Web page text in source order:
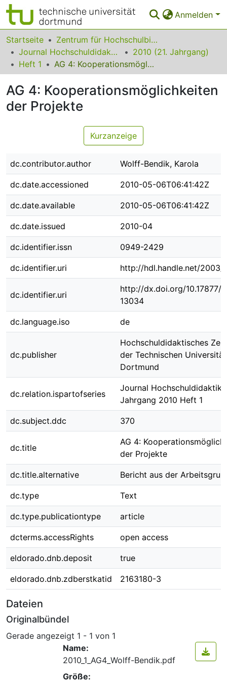
Anmelden
Bereiche & Sammlungen
Das gesamte Repositorium
FAQ
Zurück zur Startseite
Startseite
Zentrum für Hochschulbildung (zhb)
Journal Hochschuldidaktik
2010 (21. Jahrgang)
Heft 1
AG 4: Kooperationsmöglichkeiten der Projekte
AG 4: Kooperationsmöglichkeiten
der Projekte
Kurzanzeige
dc.contributor.author Wolff-Bendik, Karola
dc.date.accessioned 2010-05-06T06:41:42Z
dc.date.available 2010-05-06T06:41:42Z
dc.date.issued 2010-04
dc.identifier.issn 0949-2429
dc.identifier.uri http://hdl.handle.net/2003/
dc.identifier.uri
http://dx.doi.org/10.17877/
13034
dc.language.iso de
dc.publisher
Hochschuldidaktisches
der Technischen Universität
Dortmund
dc.relation.ispartofseries
Journal Hochschuldidaktik ;
Jahrgang 2010 Heft 1
dc.subject.ddc 370
dc.title
AG 4:
der Projekte
dc.title.alternative Bericht aus der
dc.type Text
dc.type.publicationtype article
dcterms.accessRights open access
eldorado.dnb.deposit true
eldorado.dnb.zdberstkatid 2163180-3
Dateien
Originalbündel
Gerade angezeigt 1 - 1 von 1
Name:
2010_1_AG4_Wolff-Bendik.pdf
Größe: